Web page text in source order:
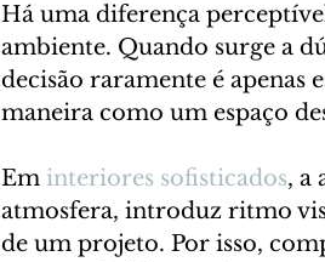
Há uma diferença
ambiente. Quando surge a
decisão raramente é apenas
maneira como um espaço
Em interiores sofisticados, a
atmosfera, introduz ritmo
de um projeto. Por isso,